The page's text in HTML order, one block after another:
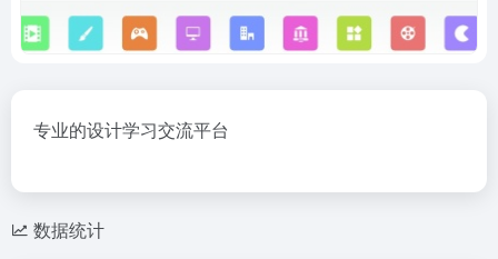
专业的设计学习交流平台
数据统计